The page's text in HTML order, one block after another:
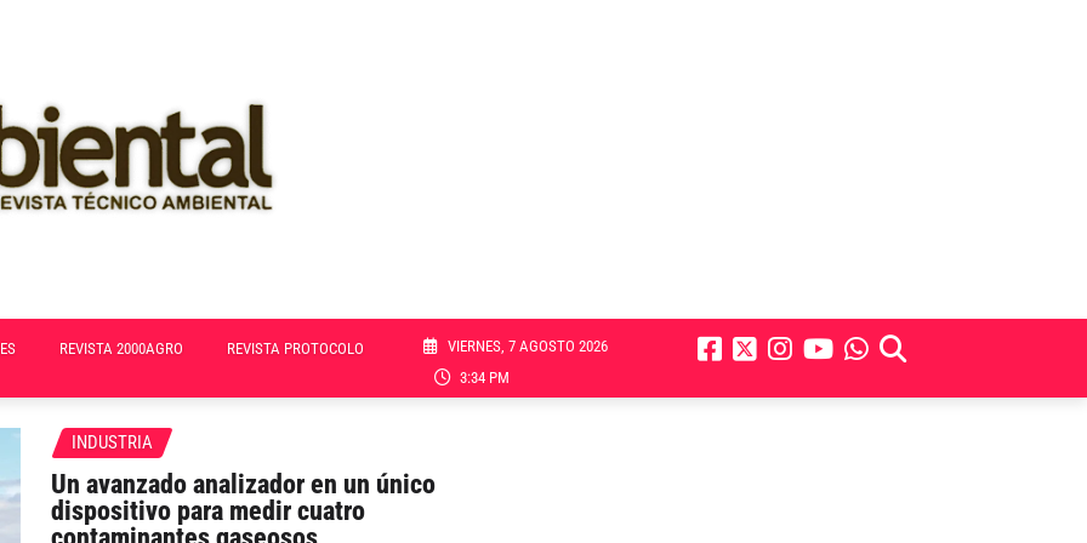
REVISTA 2000AGRO REVISTA PROTOCOLO
VIERNES, 7 AGOSTO 2026
3:34 PM
INDUSTRIA
Un avanzado analizador en un único
dispositivo para medir cuatro
contaminantes gaseosos